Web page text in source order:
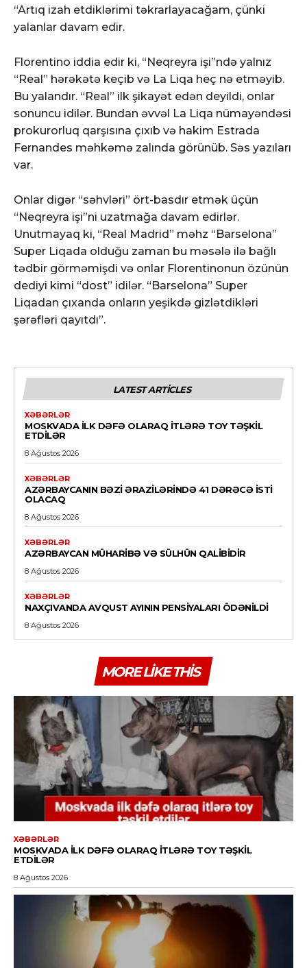
“Artıq izah etdiklərimi təkrarlayacağam, çünki
yalanlar davam edir.
Florentino iddia edir ki, “Neqreyra işi”ndə yalnız
“Real” hərəkətə keçib və La Liqa heç nə etməyib.
Bu yalandır. “Real” ilk şikayət edən deyildi, onlar
sonuncu idilər. Bundan əvvəl La Liqa nümayəndəsi
prokurorluq qarşısına çıxıb və hakim Estrada
Fernandes məhkəmə zalında görünüb. Səs yazıları
var.
Onlar digər “səhvləri” ört-basdır etmək üçün
“Neqreyra işi”ni uzatmağa davam edirlər.
Unutmayaq ki, “Real Madrid” məhz “Barselona”
Super Liqada olduğu zaman bu məsələ ilə bağlı
tədbir görməmişdi və onlar Florentinonun özünün
dediyi kimi “dost” idilər. “Barselona” Super
Liqadan çıxanda onların yeşikdə gizlətdikləri
şərəfləri qayıtdı”.
LATEST ARTICLES
XƏBƏRLƏR
MOSKVADA ILK DƏFƏ OLARAQ ITLƏRƏ TOY TƏŞKIL
ETDILƏR
8 Ağustos 2026
XƏBƏRLƏR
AZƏRBAYCANIN BƏZI ƏRAZILƏRINDƏ 41 DƏRƏCƏ ISTI
OLACAQ
8 Ağustos 2026
XƏBƏRLƏR
AZƏRBAYCAN MÜHARIBƏ VƏ SÜLHÜN QALIBIDIR
8 Ağustos 2026
XƏBƏRLƏR
NAXÇIVANDA AVQUST AYININ PENSIYALARI ÖDƏNILDI
8 Ağustos 2026
MORE LIKE THIS
XƏBƏRLƏR
MOSKVADA ILK DƏFƏ OLARAQ ITLƏRƏ TOY TƏŞKIL
ETDILƏR
8 Ağustos 2026